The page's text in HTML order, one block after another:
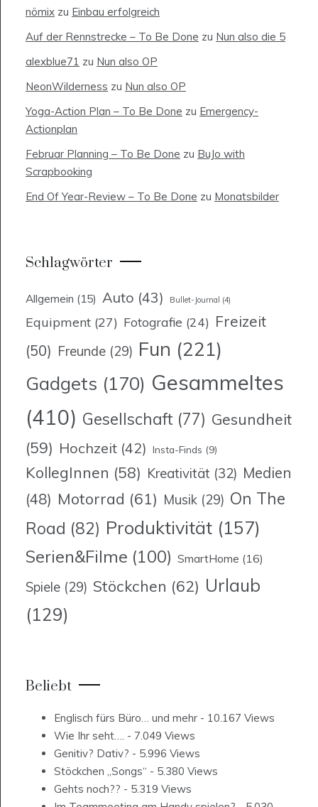
nömix zu Einbau erfolgreich
Auf der Rennstrecke – To Be Done zu Nun also die 5
alexblue71 zu Nun also OP
NeonWilderness zu Nun also OP
Yoga-Action Plan – To Be Done zu Emergency-
Actionplan
Februar Planning – To Be Done zu BuJo with
Scrapbooking
End Of Year-Review – To Be Done zu Monatsbilder
Schlagwörter
Allgemein (15) Auto (43) Bullet-Journal (4)
Equipment (27) Fotografie (24) Freizeit
(50) Freunde (29) Fun (221)
Gadgets (170) Gesammeltes
(410) Gesellschaft (77) Gesundheit
(59) Hochzeit (42) Insta-Finds (9)
KollegInnen (58) Kreativität (32) Medien
(48) Motorrad (61) Musik (29) On The
Road (82) Produktivität (157)
Serien&Filme (100) SmartHome (16)
Spiele (29) Stöckchen (62) Urlaub
(129)
Beliebt
Englisch fürs Büro… und mehr - 10.167 Views
Wie Ihr seht…. - 7.049 Views
Genitiv? Dativ? - 5.996 Views
Stöckchen „Songs“ - 5.380 Views
Gehts noch?? - 5.319 Views